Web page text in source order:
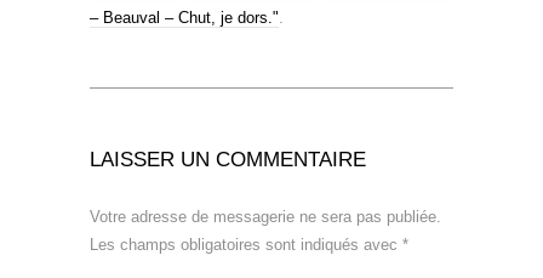
– Beauval – Chut, je dors."
LAISSER UN COMMENTAIRE
Votre adresse de messagerie ne sera pas publiée.
Les champs obligatoires sont indiqués avec *